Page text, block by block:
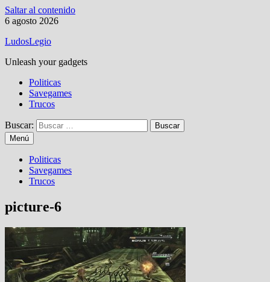
Saltar al contenido
6 agosto 2026
LudosLegio
Unleash your gadgets
Politicas
Savegames
Trucos
Buscar:
Menú
Politicas
Savegames
Trucos
picture-6